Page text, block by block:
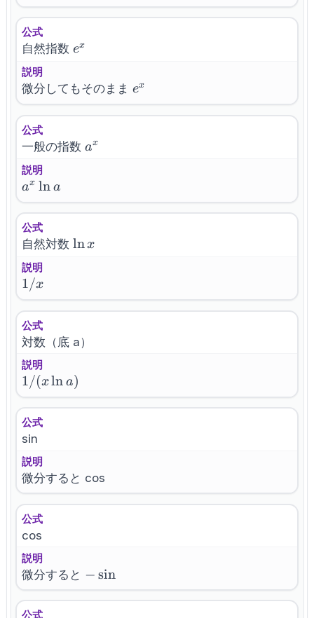
公式
自然指数 e^x
ex
説明
微分してもそのまま e^x
ex
公式
一般の指数 a^x
ax
説明
a^x
a
ax ln a
公式
自然対数 \ln
lnx
説明
1/x
1/x
公式
対数（底 a）
説明
1/(x
a)
1/(xln a)
公式
sin
説明
微分すると cos
公式
cos
説明
微分すると -
− sin
公式